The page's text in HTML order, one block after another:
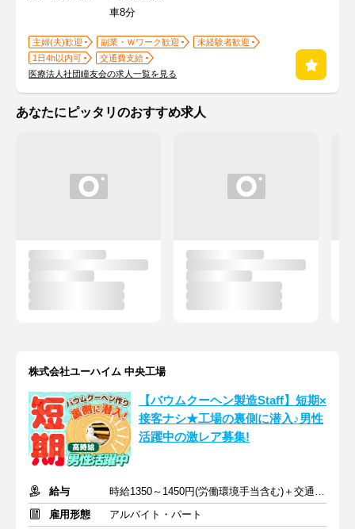
車8分
主婦(夫)歓迎 副業・Ｗワーク歓迎
未経験者歓迎
1日4h以内可
交通費支給
医療法人社団瞳友会の求人一覧を見る
あなたにピッタリのおすすめ求人
株式会社ユーハイム 中央工場
【バウムクーヘン製造Staff】短期×
接客ナシ★工場の裏側に潜入♪男性
活躍中の激レア募集!
給与
時給1350～1450円(労働環境手当含む)＋交通費規定支給
雇用形態
アルバイト・パート